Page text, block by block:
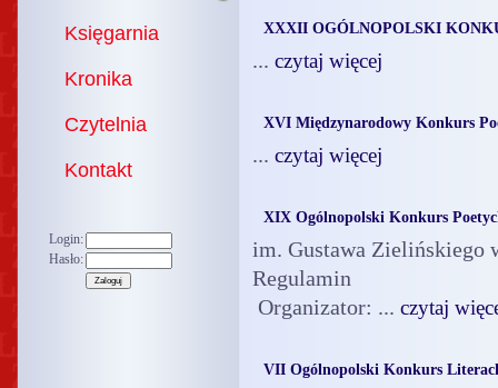
Księgarnia
Kronika
Czytelnia
Kontakt
Login:
Hasło:
XXXII OGÓLNOPOLSKI
... czytaj więcej
XVI Międzynarodowy Konkurs
... czytaj więcej
XIX Ogólnopolski Konkurs
im. Gustawa Zielińskiego
Regulamin
Organizator: ... czytaj
VII Ogólnopolski Konkurs